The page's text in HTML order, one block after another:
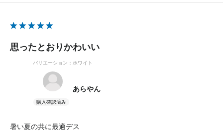
思ったとおりかわいい
バリエーション：ホワイト
あらやん
暑い夏の共に最適デス